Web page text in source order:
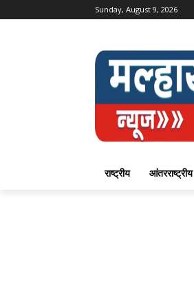
Sunday, August 9, 2026
राष्ट्रीय आंतरराष्ट्रीय